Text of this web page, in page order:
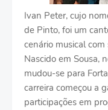
Ivan Peter, cujo
de Pinto, foi um
cenário musical
Nascido em Sousa,
mudou-se para
carreira começou a
participações em